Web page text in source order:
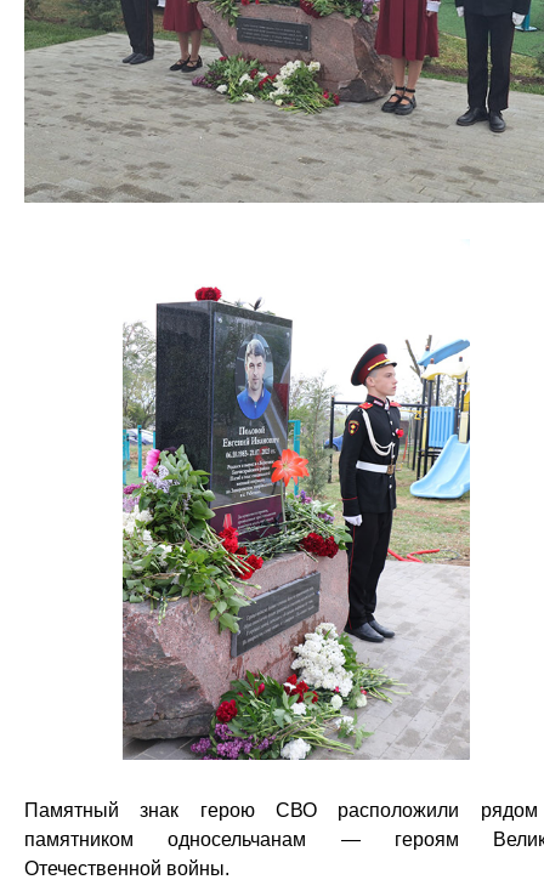
Памятный знак герою СВО расположили
памятником односельчанам — героям
Отечественной войны.